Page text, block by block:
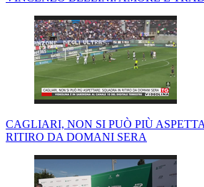
CAGLIARI, NON SI PUÒ PIÙ
RITIRO DA DOMANI SERA